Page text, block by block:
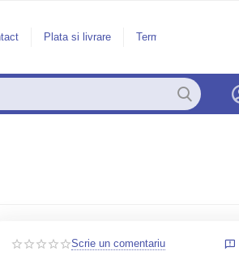
Plata si livrare Termeni si conditii
Scrie un comentariu